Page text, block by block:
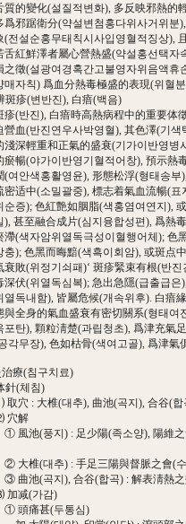
變化(설질적변화), 多反映邪熱的輕
踞衛分(약설변첨홍다위사거위분),
순홍무태칙시사입영혈적징상), 且
鮮澤者屬心營熱盛(약설홍선택자
(설광여경혹간고불영자위음액휴손
칙) 爲血分熱毒極盛的表現(위혈분
疹(변반진), 白瘖(백음)
진), 白瘖時高熱病程中的重要体徵
(반진연우사박영혈), 其色澤(기색
輕重和正氣的盛衰(기가이반영병
(야가이반영기혈적어창), 預示熱毒
색홍활영윤), 形態松浮(형태송부),
中(소밀괄중), 標志着氣血流暢(표
); 色紅艶如胭脂(색홍염여연지), 或
至融合成片(심지융합성편), 爲熱毒
자암위열독극성이혈행어체); 色黑
色黑而晦黯(색흑이회암), 或斑点中
(위정기쇠패)‘ 斑疹緊束有根(반진
(위열독심복); 急出急隱(급출급은),
내함), 皆屬危候(개속위후). 白瘖緣
身的氣血盛衰有密切關系(형태여전
), 顆粒淸楚(과립청초), 爲津充氣足
장), 色如枯骨(색여고골), 爲津氣
療(침구치료)
(체침)
: 大椎(대추), 曲池(곡지), 合谷(합
解
(풍지) : 足少陽(족소양), 陽維之會
(대추) : 手足三陽與督脈之會(수
(곡지), 合谷(합곡) : 解表淸熱之
(가감)
甚(두통심)